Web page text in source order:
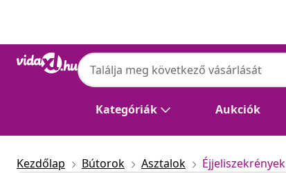
Kategóriák Aukciók
Kezdőlap Bútorok Asztalok Éjjeliszekrények